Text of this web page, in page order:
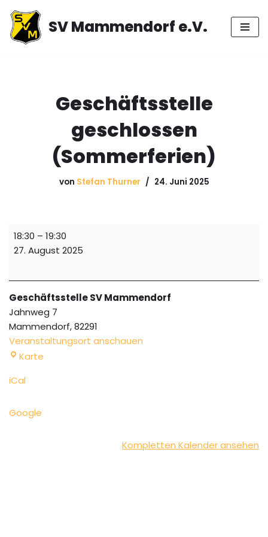
Zum
Inhalt
SV Mammendorf e.V.
Geschäftsstelle
geschlossen
(Sommerferien)
von Stefan Thurner 24. Juni 2025
18:30 – 19:30
27. August 2025
Geschäftsstelle SV Mammendorf
Jahnweg 7
Mammendorf,82291
Veranstaltungsort anschauen
Karte
iCal
Google
Kompletten Kalender ansehen